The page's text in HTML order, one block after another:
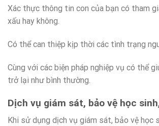
Xác thực thông tin con của bạn có tham
xấu hay không.
Có thể can thiệp kịp thời các tình trạng
Cùng với các biện pháp nghiệp vụ có thể
trở lại như bình thường.
Dịch vụ giám sát, bảo vệ học
Khi sử dụng dịch vụ giám sát, bảo vệ học